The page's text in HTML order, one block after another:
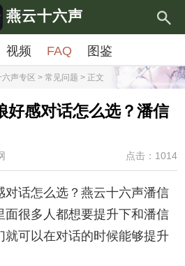
燕云十六声
视频 FAQ 图鉴
声专区 > 常见问题 > 正文
好感对话怎么选？潘信
点击：1014
对话怎么选？燕云十六声潘信
面很多人都想要提升下和潘信
就可以在对话的时候能够提升